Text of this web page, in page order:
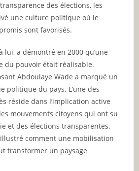
des élections, les
une culture politique où le
sont favorisés.
lui, a démontré en 2000 qu’une
du pouvoir était réalisable.
Abdoulaye Wade a marqué un
politique du pays. L’une des
réside dans l’implication active
mouvements citoyens qui ont su
et des élections transparentes.
illustré comment une mobilisation
transformer un paysage